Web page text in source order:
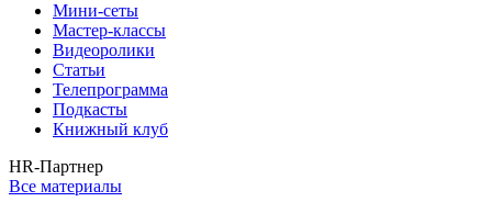
Мини-сеты
Мастер-классы
Видеоролики
Статьи
Телепрограмма
Подкасты
Книжный клуб
HR-Партнер
Все материалы